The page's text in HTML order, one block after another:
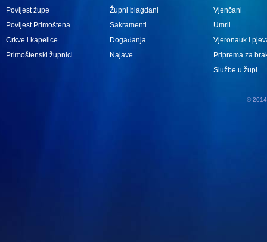
Povijest župe
Povijest Primoštena
Crkve i kapelice
Primoštenski župnici
Župni blagdani
Sakramenti
Događanja
Najave
Vjenčani
Umrli
Vjeronauk i
Priprema za
Službe u župi
© 2014